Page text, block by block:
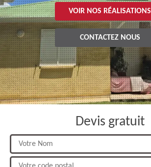
VOIR NOS RÉALISATIONS
CONTACTEZ NOUS
Devis gratuit